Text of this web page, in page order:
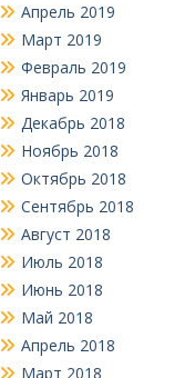
Апрель 2019
Март 2019
Февраль 2019
Январь 2019
Декабрь 2018
Ноябрь 2018
Октябрь 2018
Сентябрь 2018
Август 2018
Июль 2018
Июнь 2018
Май 2018
Апрель 2018
Март 2018